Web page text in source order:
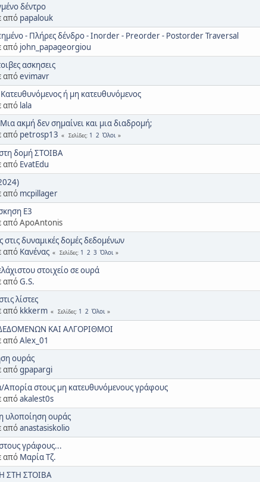
δέντρο
από papalouk
- Πλήρες δένδρο - Inorder - Preorder - Postorder Traversal
από john_papageorgiou
ασκησεις
απόevimavr
ή μη κατευθυνόμενος
από lala
ακμή δεν σημαίνει και μια διαδρομή;
από petrosp13 Σελίδες 1 2 Όλοι
δομή ΣΤΟΙΒΑ
από EvatEdu
από mcpillager
Ε3
από ApoAntonis
στις δυναμικές δομές δεδομένων
από Κανένας Σελίδες 1 2 3 Όλοι
στοιχείο σε ουρά
απόG.S.
λίστες
από kkkerm Σελίδες 1 2 Όλοι
ΚΑΙ ΑΛΓΟΡΙΘΜΟΙ
απόAlex_01
ουράς
απόgpapargi
Απορία στους μη κατευθυνόμενους γράφους
απόakalest0s
υλοποίηση ουράς
απόanastasiskolio
γράφους...
από Mαρία Τζ.
ΣΤΗ ΣΤΟΙΒΑ